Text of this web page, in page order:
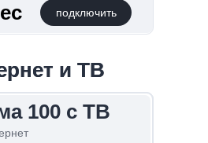
подключить
и ТВ
200 с ТВ
и ТВ
100 с ТВ